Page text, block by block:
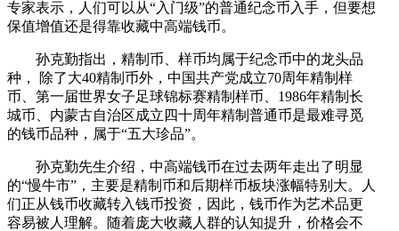
专家表示，人们可以从“入门级”的普通纪念币入手，但要想
保值增值还是得靠收藏中高端钱币。
孙克勤指出，精制币、样币均属于纪念币中的龙头品
种， 除了大40精制币外，中国共产党成立70周年精制样
币、第一届世界女子足球锦标赛精制样币、1986年精制长
城币、内蒙古自治区成立四十周年精制普通币是最难寻觅
的钱币品种，属于“五大珍品”。
孙克勤先生介绍，中高端钱币在过去两年走出了明显
的“慢牛市”，主要是精制币和后期样币板块涨幅特别大。人
们正从钱币收藏转入钱币投资，因此，钱币作为艺术品更
容易被人理解。随着庞大收藏人群的认知提升，价格会不